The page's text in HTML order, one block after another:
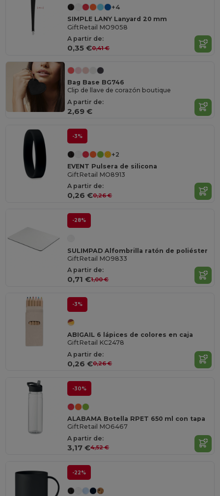
+4
SIMPLE LANY Lanyard 20 mm
GiftRetail MO9058
A partir de:
0,35 €0,41 €
Bag Base BG746
Clip de llave de corazón boutique
A partir de:
2,69 €
-3%
+2
EVENT Pulsera de silicona
GiftRetail MO8913
A partir de:
0,26 €0,26 €
-28%
SULIMPAD Alfombrilla ratón de poliéster
GiftRetail MO9833
A partir de:
0,71 €1,00 €
-3%
ABIGAIL 6 lápices de colores en caja
GiftRetail KC2478
A partir de:
0,26 €0,26 €
-30%
ALABAMA Botella RPET 650 ml con tapa
GiftRetail MO6467
A partir de:
3,17 €4,52 €
-22%